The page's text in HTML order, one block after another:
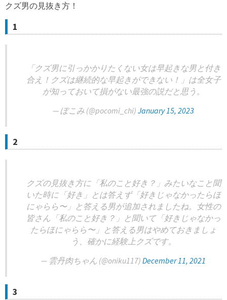
クズ男の見抜き方！
1
「クズ男に引っかかりたくない女は早起きな男と付き
合え！クズは継続的な早起きができない！」は全女子
が知っておいて損がない最強の説だと思う。
— ぽこみ (@pocomi_chi) January 15, 2023
2
クズの見抜き方に「私のこと好き？」みたいなこと聞
いた時に「好き」とは答えず「好きじゃなかったらほ
にゃらら〜」と答える男が追加されましたね。女性の
皆さん「私のこと好き？」と聞いて「好きじゃなかっ
たらほにゃらら〜」と答える男はやめておきましょ
う、確かに経験上クズです。
— 雲丹肉ちゃん (@oniku117) December 11, 2021
3